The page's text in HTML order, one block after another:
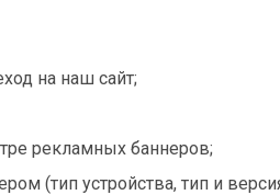
на наш сайт;
рекламных баннеров;
(тип устройства, тип и